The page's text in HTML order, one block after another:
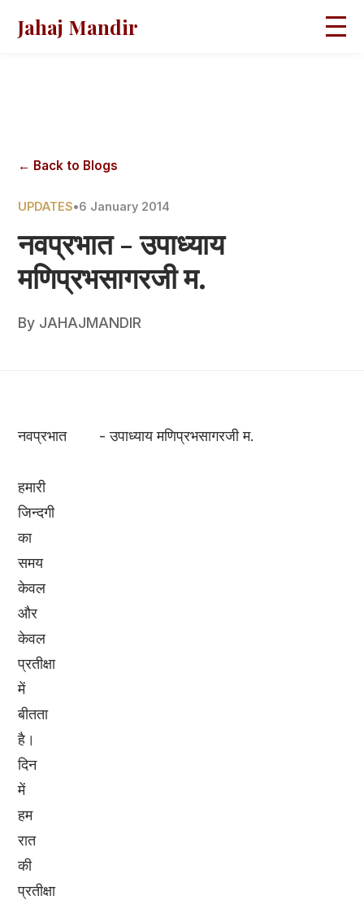
Jahaj Mandir
← Back to Blogs
UPDATES•6 January 2014
नवप्रभात - उपाध्याय
मणिप्रभसागरजी म.
By JAHAJMANDIR
नवप्रभात - उपाध्याय मणिप्रभसागरजी म.
हमारी
जिन्दगी
का
समय
केवल
और
केवल
प्रतीक्षा
में
बीतता
है।
दिन
में
हम
रात
की
प्रतीक्षा